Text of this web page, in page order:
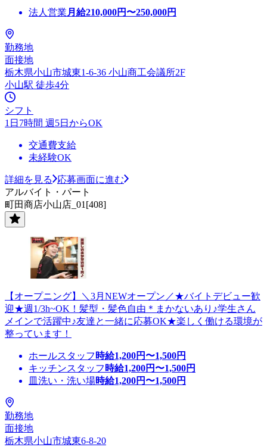
法人営業 月給210,000円〜250,000円
勤務地
面接地
栃木県小山市城東1-6-36 小山商工会議所2F
小山駅 徒歩4分
シフト
1日7時間 週5日からOK
交通費支給
未経験OK
詳細を見る
応募画面に進む
アルバイト・パート
町田商店小山店_01[408]
【オープニング】＼3月NEWオープン／★バイトデビュー歓
迎★週1/3h~OK！髪型・髪色自由＊まかないあり♪学生さん
メインで活躍中♪友達と一緒に応募OK★楽しく働ける環境が
整っています！
ホールスタッフ 時給1,200円〜1,500円
キッチンスタッフ 時給1,200円〜1,500円
皿洗い・洗い場時給1,200円〜1,500円
勤務地
面接地
栃木県小山市城東6-8-20